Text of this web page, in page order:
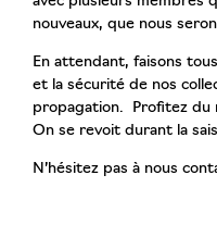
nouveaux, que nous
En attendant, faisons
et la sécurité de nos
propagation. Profitez du
On se revoit durant la
N’hésitez pas à nous